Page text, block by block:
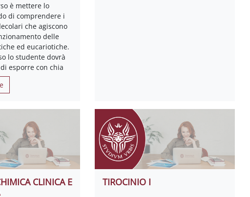
è mettere lo
di comprendere i
che agiscono
delle
ed eucariotiche.
lo studente dovrà
esporre con chia
CLINICA E
TIROCINIO I